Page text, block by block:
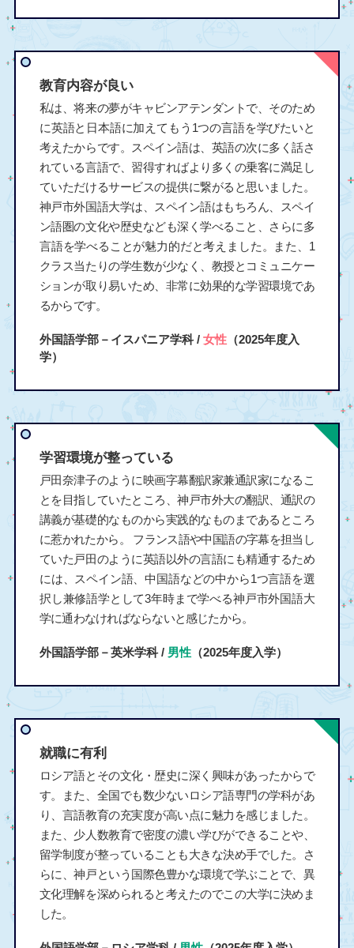
教育内容が良い
私は、将来の夢がキャビンアテンダントで、そのため
に英語と日本語に加えてもう1つの言語を学びたいと
考えたからです。スペイン語は、英語の次に多く話さ
れている言語で、習得すればより多くの乗客に満足し
ていただけるサービスの提供に繋がると思いました。
神戸市外国語大学は、スペイン語はもちろん、スペイ
ン語圏の文化や歴史なども深く学べること、さらに多
言語を学べることが魅力的だと考えました。また、1
クラス当たりの学生数が少なく、教授とコミュニケー
ションが取り易いため、非常に効果的な学習環境であ
るからです。
外国語学部－イスパニア学科 / 女性（2025年度入
学）
学習環境が整っている
戸田奈津子のように映画字幕翻訳家兼通訳家になるこ
とを目指していたところ、神戸市外大の翻訳、通訳の
講義が基礎的なものから実践的なものまであるところ
に惹かれたから。 フランス語や中国語の字幕を担当し
ていた戸田のように英語以外の言語にも精通するため
には、スペイン語、中国語などの中から1つ言語を選
択し兼修語学として3年時まで学べる神戸市外国語大
学に通わなければならないと感じたから。
外国語学部－英米学科 / 男性（2025年度入学）
就職に有利
ロシア語とその文化・歴史に深く興味があったからで
す。また、全国でも数少ないロシア語専門の学科があ
り、言語教育の充実度が高い点に魅力を感じました。
また、少人数教育で密度の濃い学びができることや、
留学制度が整っていることも大きな決め手でした。さ
らに、神戸という国際色豊かな環境で学ぶことで、異
文化理解を深められると考えたのでこの大学に決めま
した。